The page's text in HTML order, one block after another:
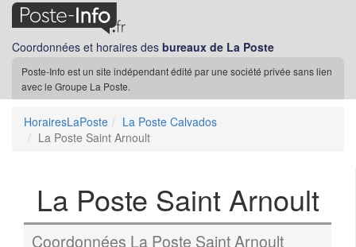
Coordonnées et horaires des bureaux de La Poste
Poste-Info est un site indépendant édité par une société privée sans lien
avec le Groupe La Poste.
HorairesLaPoste
La Poste Calvados
La Poste Saint Arnoult
La Poste Saint Arnoult
Coordonnées La Poste Saint Arnoult